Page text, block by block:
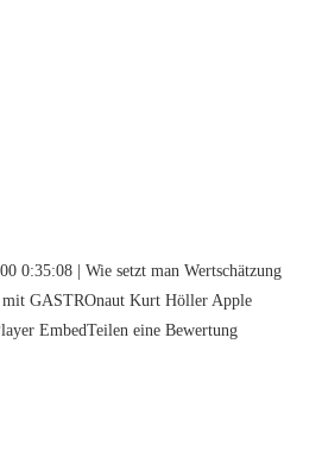
0:35:08 | Wie setzt man Wertschätzung
GASTROnaut Kurt Höller Apple
EmbedTeilen eine Bewertung